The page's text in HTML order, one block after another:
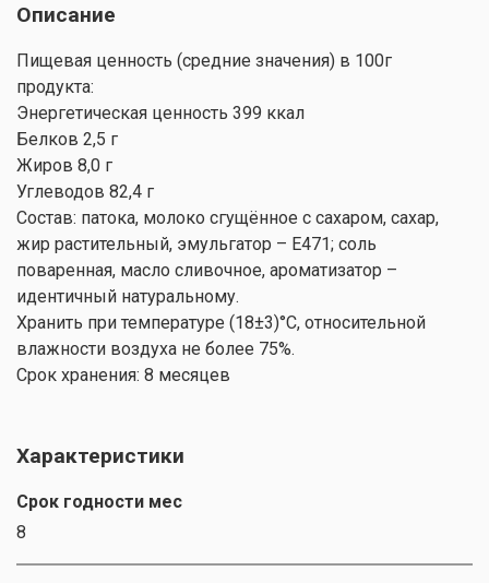
Описание
Пищевая ценность (средние значения) в 100г
продукта:
Энергетическая ценность 399 ккал
Белков 2,5 г
Жиров 8,0 г
Углеводов 82,4 г
Состав: патока, молоко сгущённое с сахаром, сахар,
жир растительный, эмульгатор – Е471; соль
поваренная, масло сливочное, ароматизатор –
идентичный натуральному.
Хранить при температуре (18±3)°C, относительной
влажности воздуха не более 75%.
Срок хранения: 8 месяцев
Характеристики
Срок годности мес
8